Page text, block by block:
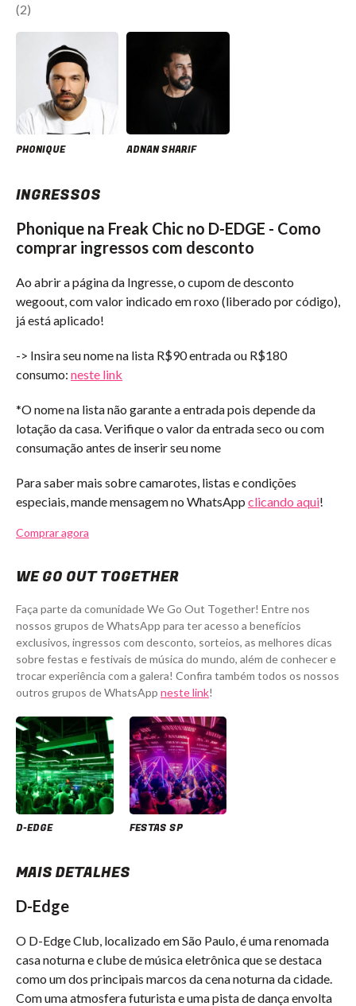
(2)
PHONIQUE ADNAN SHARIF
INGRESSOS
Phonique na Freak Chic no D-EDGE - Como
comprar ingressos com desconto
Ao abrir a página da Ingresse, o cupom de desconto
wegoout, com valor indicado em roxo (liberado por código),
já está aplicado!
-> Insira seu nome na lista R$90 entrada ou R$180
consumo: neste link
*O nome na lista não garante a entrada pois depende da
lotação da casa. Verifique o valor da entrada seco ou com
consumação antes de inserir seu nome
Para saber mais sobre camarotes, listas e condições
especiais, mande mensagem no WhatsApp clicando aqui!
Comprar agora
WE GO OUT TOGETHER
Faça parte da comunidade We Go Out Together! Entre nos
nossos grupos de WhatsApp para ter acesso a benefícios
exclusivos, ingressos com desconto, sorteios, as melhores dicas
sobre festas e festivais de música do mundo, além de conhecer e
trocar experiência com a galera! Confira também todos os nossos
outros grupos de WhatsApp neste link!
D-EDGE FESTAS SP
MAIS DETALHES
D-Edge
O D-Edge Club, localizado em São Paulo, é uma renomada
casa noturna e clube de música eletrônica que se destaca
como um dos principais marcos da cena noturna da cidade.
Com uma atmosfera futurista e uma pista de dança envolta